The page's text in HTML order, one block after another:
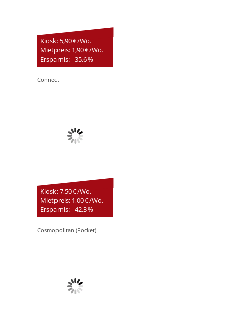
Kiosk: 5,90 € /Wo.
Mietpreis: 1,90 € /Wo.
Ersparnis: –35.6 %
Connect
Kiosk: 7,50 € /Wo.
Mietpreis: 1,00 € /Wo.
Ersparnis: –42.3 %
Cosmopolitan (Pocket)